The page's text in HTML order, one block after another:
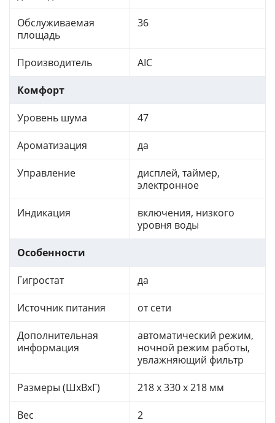
Обслуживаемая
площадь
36
Производитель AIC
Комфорт
Уровень шума 47
Ароматизация да
Управление
дисплей, таймер,
электронное
Индикация
включения, низкого
уровня воды
Особенности
Гигростат да
Источник питания от сети
Дополнительная
информация
автоматический режим,
ночной режим работы,
увлажняющий фильтр
Размеры (ШхВхГ) 218 x 330 x 218 мм
Вес 2